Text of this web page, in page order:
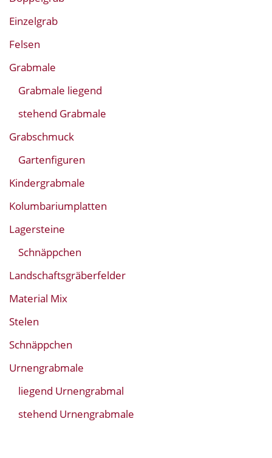
Einzelgrab
Felsen
Grabmale
Grabmale liegend
stehend Grabmale
Grabschmuck
Gartenfiguren
Kindergrabmale
Kolumbariumplatten
Lagersteine
Schnäppchen
Landschaftsgräberfelder
Material Mix
Stelen
Schnäppchen
Urnengrabmale
liegend Urnengrabmal
stehend Urnengrabmale